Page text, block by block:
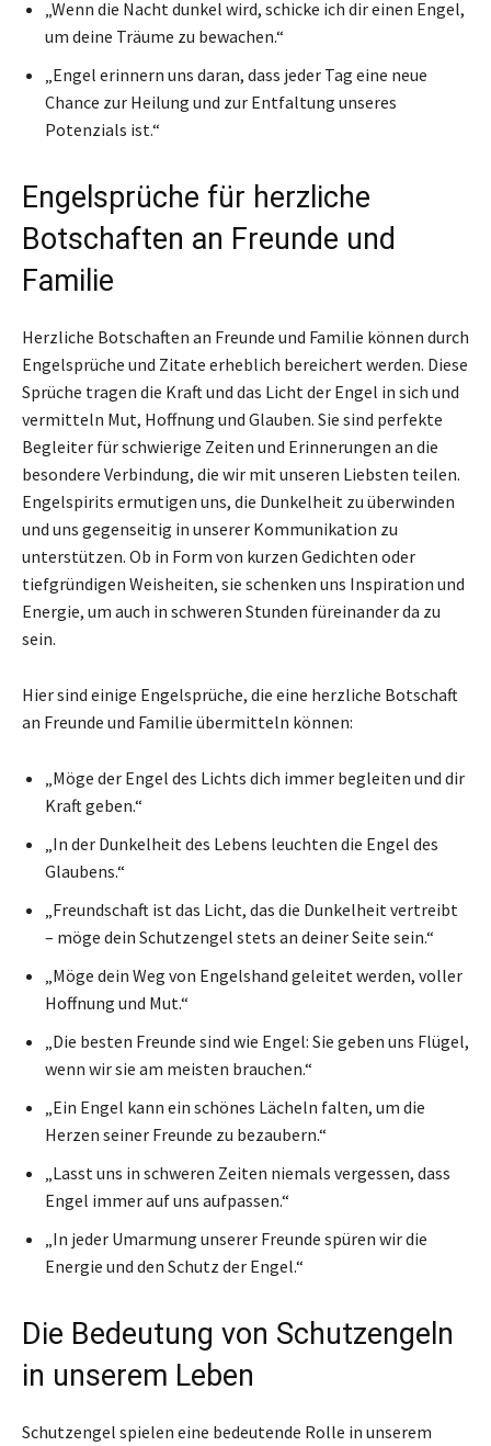
„Wenn die Nacht dunkel wird, schicke ich dir einen Engel,
um deine Träume zu bewachen.“
„Engel erinnern uns daran, dass jeder Tag eine neue
Chance zur Heilung und zur Entfaltung unseres
Potenzials ist.“
Engelsprüche für herzliche
Botschaften an Freunde und
Familie
Herzliche Botschaften an Freunde und Familie können durch
Engelsprüche und Zitate erheblich bereichert werden. Diese
Sprüche tragen die Kraft und das Licht der Engel in sich und
vermitteln Mut, Hoffnung und Glauben. Sie sind perfekte
Begleiter für schwierige Zeiten und Erinnerungen an die
besondere Verbindung, die wir mit unseren Liebsten teilen.
Engelspirits ermutigen uns, die Dunkelheit zu überwinden
und uns gegenseitig in unserer Kommunikation zu
unterstützen. Ob in Form von kurzen Gedichten oder
tiefgründigen Weisheiten, sie schenken uns Inspiration und
Energie, um auch in schweren Stunden füreinander da zu
sein.
Hier sind einige Engelsprüche, die eine herzliche Botschaft
an Freunde und Familie übermitteln können:
„Möge der Engel des Lichts dich immer begleiten und dir
Kraft geben.“
„In der Dunkelheit des Lebens leuchten die Engel des
Glaubens.“
„Freundschaft ist das Licht, das die Dunkelheit vertreibt
– möge dein Schutzengel stets an deiner Seite sein.“
„Möge dein Weg von Engelshand geleitet werden, voller
Hoffnung und Mut.“
„Die besten Freunde sind wie Engel: Sie geben uns Flügel,
wenn wir sie am meisten brauchen.“
„Ein Engel kann ein schönes Lächeln falten, um die
Herzen seiner Freunde zu bezaubern.“
„Lasst uns in schweren Zeiten niemals vergessen, dass
Engel immer auf uns aufpassen.“
„In jeder Umarmung unserer Freunde spüren wir die
Energie und den Schutz der Engel.“
Die Bedeutung von Schutzengeln
in unserem Leben
Schutzengel spielen eine bedeutende Rolle in unserem